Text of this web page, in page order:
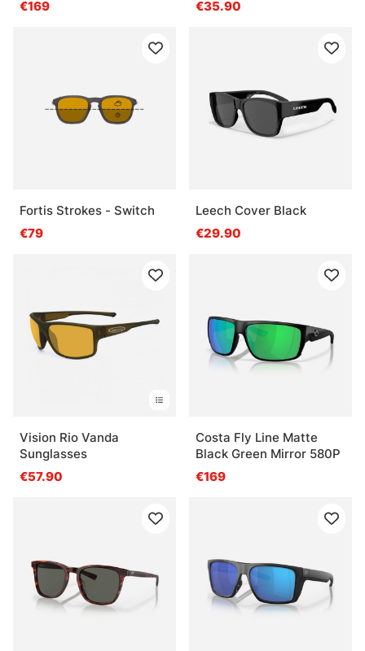
€169 €35.90
Fortis Strokes - Switch
€79
Leech Cover Black
€29.90
Vision Rio Vanda
Sunglasses
€57.90
Costa Fly Line Matte
Black Green Mirror 580P
€169